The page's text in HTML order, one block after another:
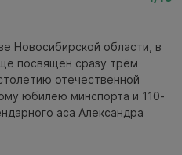
Новосибирской области, в
посвящён сразу трём
отечественной
юбилею минспорта и 110-
аса Александра